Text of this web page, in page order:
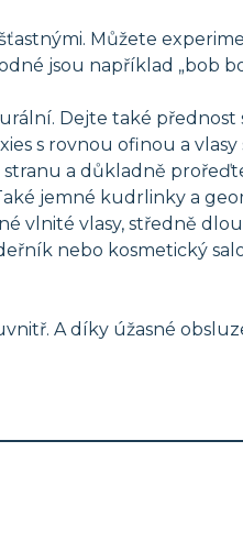
Můžete
jsou například „bob
Dejte také
s rovnou ofinou a
a důkladně
jemné kudrlinky a
vlnité vlasy, středně
nebo kosmetický
A díky úžasné